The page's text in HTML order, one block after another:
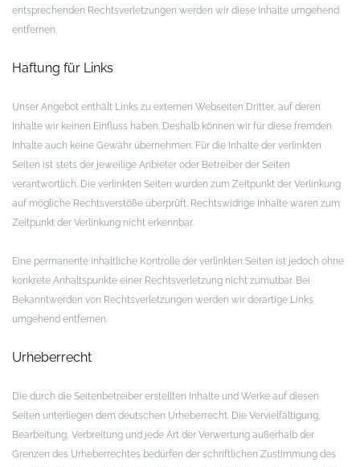
entsprechenden Rechtsverletzungen werden wir diese Inhalte umgehend
entfernen.
Haftung für Links
Unser Angebot enthält Links zu externen Webseiten Dritter, auf deren
Inhalte wir keinen Einfluss haben. Deshalb können wir für diese fremden
Inhalte auch keine Gewähr übernehmen. Für die Inhalte der verlinkten
Seiten ist stets der jeweilige Anbieter oder Betreiber der Seiten
verantwortlich. Die verlinkten Seiten wurden zum Zeitpunkt der Verlinkung
auf mögliche Rechtsverstöße überprüft. Rechtswidrige Inhalte waren zum
Zeitpunkt der Verlinkung nicht erkennbar.
Eine permanente inhaltliche Kontrolle der verlinkten Seiten ist jedoch ohne
konkrete Anhaltspunkte einer Rechtsverletzung nicht zumutbar. Bei
Bekanntwerden von Rechtsverletzungen werden wir derartige Links
umgehend entfernen.
Urheberrecht
Die durch die Seitenbetreiber erstellten Inhalte und Werke auf diesen
Seiten unterliegen dem deutschen Urheberrecht. Die Vervielfältigung,
Bearbeitung, Verbreitung und jede Art der Verwertung außerhalb der
Grenzen des Urheberrechtes bedürfen der schriftlichen Zustimmung des